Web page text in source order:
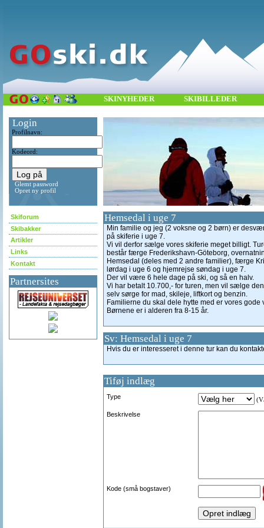
SKINYHEDER SKIBILLEDER
Login
Profilnavn:
Kodeord:
Glemt password
Opret ny profil
Skiforum
Skibakker
Artikler
Links
Kontakt
Partnersites
Hemsedal i uge 7
Min familie og jeg (2 voksne og 2 børn) er
på skiferie i uge 7.
Vi vil derfor sælge vores skiferie meget billigt.
består færge Frederikshavn-Göteborg,
Hemsedal (deles med 2 andre familier), færge
lørdag i uge 6 og hjemrejse søndag i uge 7.
Der vil være 6 hele dage på ski, og så en halv.
Vi har betalt 10.700,- for turen, men vil sælge
selv sørge for mad, skileje, liftkort og benzin.
Familierne du skal dele hytte med er vores gode
Børnene er i alderen fra 8-15 år.
Sv: Hemsedal i uge 7
Hvis du er interesseret i denne tur kan du
Tiføj indlæg
Type
Beskrivelse
Kode (små bogstaver)